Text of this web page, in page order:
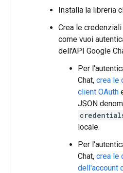
Installa la libreria
Crea le
come vuoi
dell'API Google
Per
Chat, crea le
client OAuth
JSON
locale.
Per
Chat, crea le
dell'account